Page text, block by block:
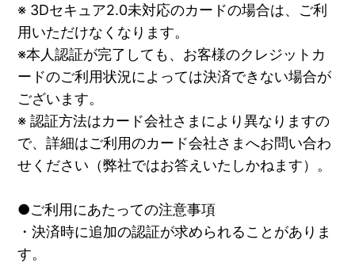
※ 3Dセキュア2.0未対応のカードの場合は、ご利
用いただけなくなります。
※本人認証が完了しても、お客様のクレジットカ
ードのご利用状況によっては決済できない場合が
ございます。
※ 認証方法はカード会社さまにより異なりますの
で、詳細はご利用のカード会社さまへお問い合わ
せください（弊社ではお答えいたしかねます）。
●ご利用にあたっての注意事項
・決済時に追加の認証が求められることがありま
す。